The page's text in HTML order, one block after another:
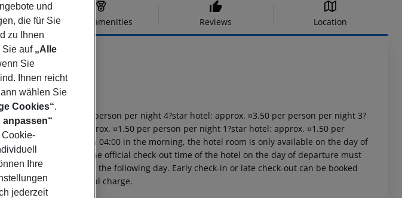
Hotel amenities Reviews Location
approx. ¤4.50 per person per night 4?star hotel: approx. ¤3.50 per person per night 3?
2?star hotel: approx. ¤1.50 per person per night 1?star hotel: approx. ¤1.50 per
the destination from 04:00 in the morning, the hotel room is only available on the day of
respective hotel. The official check-out time of the hotel on the day of departure must
until 3.00 a.m. on the following day. Early check-in or late check-out can be booked
and for an additional charge.
und
die für Sie
zu Ihnen
Sie auf „Alle
Sie
Ihnen reicht
wählen Sie
Cookies“.
anpassen“
Cookie-
Ihre
jederzeit